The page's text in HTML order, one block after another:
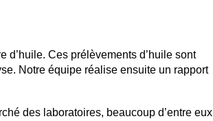
Ces prélèvements d’huile sont
Notre équipe réalise ensuite un rapport
des laboratoires, beaucoup d’entre eux